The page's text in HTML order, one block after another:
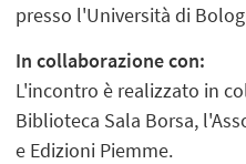
presso l'Università di
In collaborazione con:
L'incontro è realizzato in
Biblioteca Sala Borsa,
e Edizioni Piemme.